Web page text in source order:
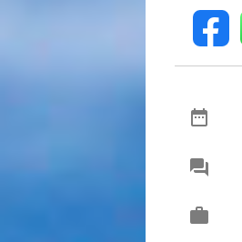
fb
date_range
chat
work